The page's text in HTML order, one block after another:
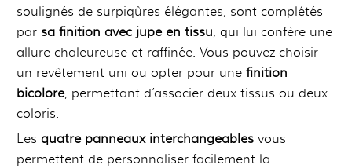
soulignés de surpiqûres élégantes, sont complétés
par sa finition avec jupe en tissu, qui lui confère une
allure chaleureuse et raffinée. Vous pouvez choisir
un revêtement uni ou opter pour une finition
bicolore, permettant d’associer deux tissus ou deux
coloris.
Les quatre panneaux interchangeables vous
permettent de personnaliser facilement la